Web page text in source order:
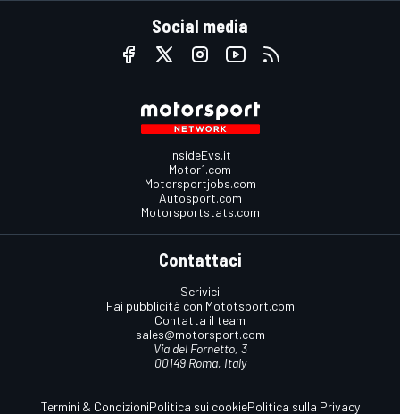
Social media
InsideEvs.it
Motor1.com
Motorsportjobs.com
Autosport.com
Motorsportstats.com
Contattaci
Scrivici
Fai pubblicità con Mototsport.com
Contatta il team
sales@motorsport.com
Via del Fornetto, 3
00149 Roma, Italy
Termini & CondizioniPolitica sui cookiePolitica sulla Privacy